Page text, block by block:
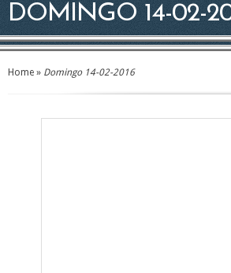
DOMINGO 14-02-
Home » Domingo 14-02-2016